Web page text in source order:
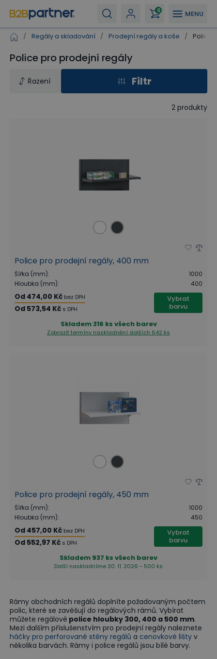
MENU
0
/ Regály a skladování / Prodejní regály a koše / Police
Police pro prodejní regály
Řazení Filtr
2 produkty
Police pro prodejní regály, 400 mm
Šířka (mm):
1000
Hloubka (mm): 400
Od 474,00 Kč bez DPH
Od 573,54 Kč s DPH
Vybrat
barvu
Skladem316 ks všech barev
Zobrazit termíny naskladnění dalších 642 ks
Police pro prodejní regály, 450 mm
Šířka (mm):
1000
Hloubka (mm): 450
Od 457,00 Kč bez DPH
Od 552,97 Kč s DPH
Vybrat
barvu
Skladem 937 ks všech barev
Další naskladníme 30. 11. 2026 - 500 ks
Rámy obchodních regálů doplníte požadovaným počtem
polic, které se zavěšují do regálových rámů. Vybírat
můžete regálové police hloubky 300, 400 a 500 mm.
Mezi dalším příslušenstvím pro prodejní regály naleznete
háčky pro perforované stěny regálů a cenovkové lišty v
několika barvách. Rámy i police regálů jsou bílé barvy.